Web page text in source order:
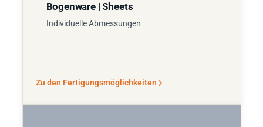
Bogenware | Sheets
Individuelle Abmessungen
Zu den Fertigungsmöglichkeiten